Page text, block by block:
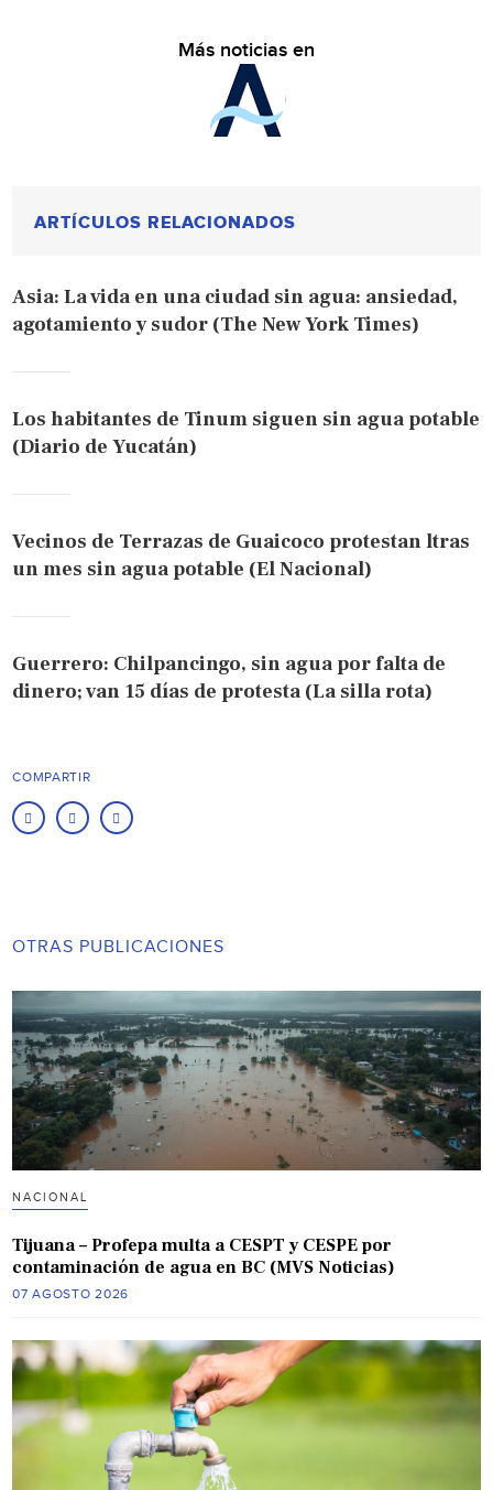
Más noticias en
ARTÍCULOS RELACIONADOS
Asia: La vida en una ciudad sin agua: ansiedad,
agotamiento y sudor (The New York Times)
Los habitantes de Tinum siguen sin agua potable
(Diario de Yucatán)
Vecinos de Terrazas de Guaicoco protestan ltras
un mes sin agua potable (El Nacional)
Guerrero: Chilpancingo, sin agua por falta de
dinero; van 15 días de protesta (La silla rota)
COMPARTIR
OTRAS PUBLICACIONES
NACIONAL
Tijuana – Profepa multa a CESPT y CESPE por
contaminación de agua en BC (MVS Noticias)
07 AGOSTO 2026